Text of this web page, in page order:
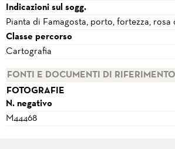
Indicazioni sul sogg.
Pianta di Famagosta, porto, fortezza, rosa
Classe percorso
Cartografia
FONTI E DOCUMENTI DI RIFERIMENTO
FOTOGRAFIE
N. negativo
M44468